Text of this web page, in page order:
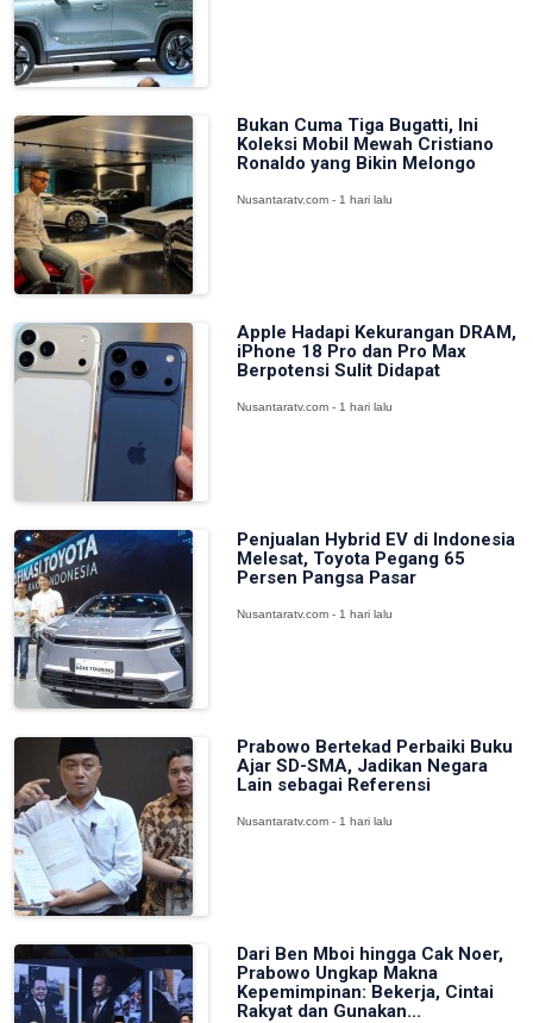
Bukan Cuma Tiga Bugatti, Ini
Koleksi Mobil Mewah Cristiano
Ronaldo yang Bikin Melongo
Nusantaratv.com - 1 hari lalu
Apple Hadapi Kekurangan DRAM,
iPhone 18 Pro dan Pro Max
Berpotensi Sulit Didapat
Nusantaratv.com - 1 hari lalu
Penjualan Hybrid EV di Indonesia
Melesat, Toyota Pegang 65
Persen Pangsa Pasar
Nusantaratv.com - 1 hari lalu
Prabowo Bertekad Perbaiki Buku
Ajar SD-SMA, Jadikan Negara
Lain sebagai Referensi
Nusantaratv.com - 1 hari lalu
Dari Ben Mboi hingga Cak Noer,
Prabowo Ungkap Makna
Kepemimpinan: Bekerja, Cintai
Rakyat dan Gunakan...